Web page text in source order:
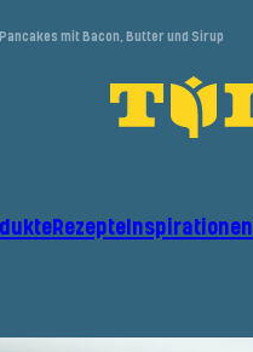
mit Bacon, Butter und Sirup
RezepteInspirationen